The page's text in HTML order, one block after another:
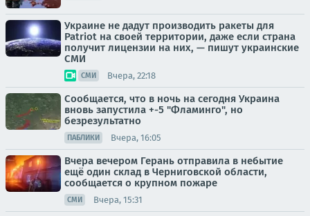
Украине не дадут производить ракеты для
Patriot на своей территории, даже если страна
получит лицензии на них, — пишут украинские
СМИ
СМИ Вчера, 22:18
Сообщается, что в ночь на сегодня Украина
вновь запустила +-5 "Фламинго", но
безрезультатно
ПАБЛИКИ Вчера, 16:05
Вчера вечером Герань отправила в небытие
ещё один склад в Черниговской области,
сообщается о крупном пожаре
СМИ Вчера, 15:31